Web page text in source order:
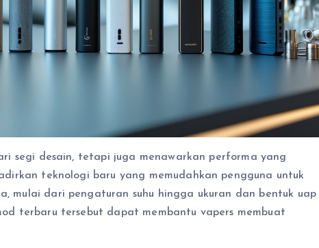
segi desain, tetapi juga menawarkan performa yang
teknologi baru yang memudahkan pengguna untuk
mulai dari pengaturan suhu hingga ukuran dan bentuk uap
terbaru tersebut dapat membantu vapers membuat